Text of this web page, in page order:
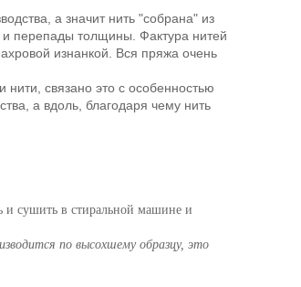
а значит нить "собрана" из
и перепады толщины. Фактура нитей
изнанкой. Вся пряжа очень
связано это с особенностью
а вдоль, благодаря чему нить
и сушить в стиральной машине и
по высохшему образцу, это